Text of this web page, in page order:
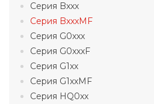
Серия Bxxx
Серия BxxxMF
Серия G0xxx
Серия G0xxxF
Серия G1xx
Серия G1xxMF
Серия HQ0xx